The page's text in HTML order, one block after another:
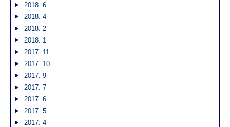
2018. 6
2018. 4
2018. 2
2018. 1
2017. 11
2017. 10
2017. 9
2017. 7
2017. 6
2017. 5
2017. 4